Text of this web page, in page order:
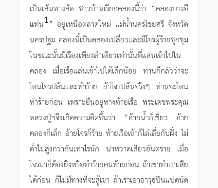
เป็นเส้นทางลัด ชาวบ้านเรียกคลองนี้ว่า “คลองบางอี
แท่น1” อยู่เหนือตลาดใหม่ แม่น้ำนครไชยศรี จังหวัด
นครปฐม คลองนี้เป็นคลองเปลี่ยวและมีโจรผู้ร้ายชุกชุม
ในขณะนั้นมีเรืองเพียงลำเดียวเท่านั้นที่แล่นเข้าไปใน
คลอง เมื่อเรือแล่นเข้าไปได้เล็กน้อย ท่านก็กลัวว่าจะ
โดนโจรปล้นและทำร้าย ถ้าโจรปล้นจริงๆ ท่านจะโดน
ทำร้ายก่อน เพราะยืนอยู่ทางท้ายเรือ พระเดชพระคุณ
หลวงปู่ฯจึงเกิดความคิดขึ้นว่า “อ้ายน้ำก็เชี่ยว อ้าย
คลองก็เล็ก อ้ายโจรก็ร้าย ท้ายเรือเข้าก็ไล่เลี่ยกับฝั่ง ไม่
ต่ำไม่สูงกว่ากันเท่าไรนัก น่าหวาดเสียวอันตราย เมื่อ
โจรมาก็ต้องยิงหรือทำร้ายคนท้ายก่อน ถ้าเขาทำเราเสีย
ได้ก่อน ก็ไม่มีทางที่จะสู้เขา ถ้าเราเอาอาวุธปืนแปดนัด